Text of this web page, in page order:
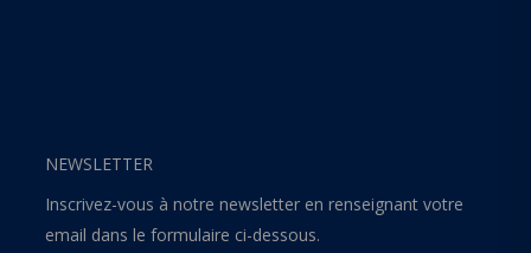
NEWSLETTER
Inscrivez-vous à notre newsletter en renseignant votre
email dans le formulaire ci-dessous.